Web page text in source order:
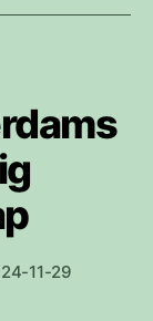
11-29